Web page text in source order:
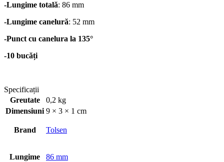
-Lungime totală: 86 mm
-Lungime canelură: 52 mm
-Punct cu canelura la 135°
-10 bucăți
Specificații
Greutate
0,2 kg
Dimensiuni 9 × 3 × 1 cm
Brand Tolsen
Lungime 86 mm